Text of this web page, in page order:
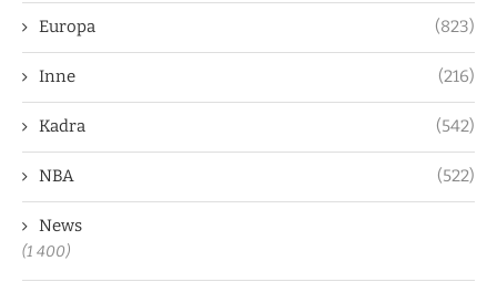
Europa (823)
Inne (216)
Kadra (542)
NBA (522)
News
(1 400)